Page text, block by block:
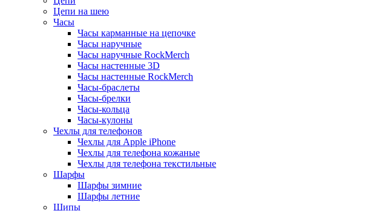
Цепи на шею
Часы
Часы карманные на цепочке
Часы наручные
Часы наручные RockMerch
Часы настенные 3D
Часы настенные RockMerch
Часы-браслеты
Часы-брелки
Часы-кольца
Часы-кулоны
Чехлы для телефонов
Чехлы для Apple iPhone
Чехлы для телефона кожаные
Чехлы для телефона текстильные
Шарфы
Шарфы зимние
Шарфы летние
Шипы